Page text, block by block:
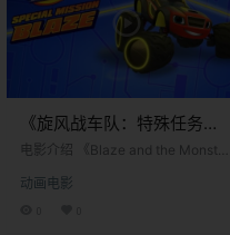
《旋风战车队：特殊任务飙
速》Blaze and the Monster
Blaze英文版 [2022年]
电影介绍 《Blaze and the Monster
e》中文译名为《旋风战车队：特殊
动画电影